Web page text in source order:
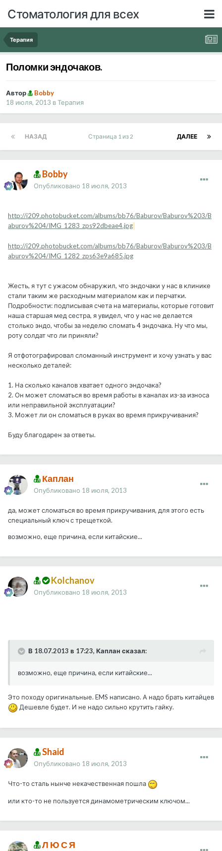
Стоматология для всех
Терапия
Поломки эндочаков.
Автор
Bobby
18 июля, 2013 вТерапия
НАЗАД ДАЛЕЕ
Страница 1 из 2
Bobby
Опубликовано 18 июля, 2013
http://i209.photobucket.com/albums/bb76/Baburov/Baburov%203/B
aburov%204/IMG_1283_zps92dbeae4.jpg
http://i209.photobucket.com/albums/bb76/Baburov/Baburov%203/B
aburov%204/IMG_1282_zps63e9a685.jpg
Жесть, я тут с ужасом обнаружил, что эндочаки у нас в клинике
стали таким же расходным материалом как и перчатки.
Подробности: подписывая счета на материалы, которые готовит
наша старшая мед сестра, я увидел, что у нас не делается
столько эндо, чтобы за неделю сломать 4 эндочака. Ну что мы,
роту солдат что ли приняли?
Я отфотографировал сломанный инструмент и хочу узнать у вас
несколько деталей:
1. На сколько каналов хватает одного эндочака?
2. Он может сломаться во время работы в каналах из-за износа
или неправильной эксплуатации?
3. Может ли он сломаться в руках во время прикручивания?
Буду благодарен за ответы.
Каплан
Опубликовано 18 июля, 2013
да, может сломаться во время прикручивания, для этого есть
специальный ключ с трещеткой.
возможно, еще причина, если китайские...
Kolchanov
Опубликовано 18 июля, 2013
В 18.07.2013 в 17:23, Каплан сказал:
возможно, еще причина, если китайские...
Это походу оригинальные. EMS написано. А надо брать китайцев
Дешевле будет. И не надо сильно крутить гайку.
Shaid
Опубликовано 18 июля, 2013
Что-то сталь нынче некачественная пошла
или кто-то не пользуется динамометрическим ключом...
Л Ю С Я